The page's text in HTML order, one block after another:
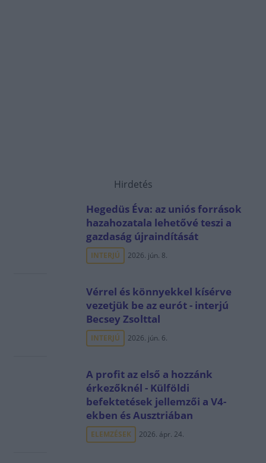
Hirdetés
Hegedüs Éva: az uniós források
hazahozatala lehetővé teszi a
gazdaság újraindítását
INTERJÚ 2026. jún. 8.
Vérrel és könnyekkel kísérve
vezetjük be az eurót - interjú
Becsey Zsolttal
INTERJÚ 2026. jún. 6.
A profit az első a hozzánk
érkezőknél - Külföldi
befektetések jellemzői a V4-
ekben és Ausztriában
ELEMZÉSEK 2026. ápr. 24.